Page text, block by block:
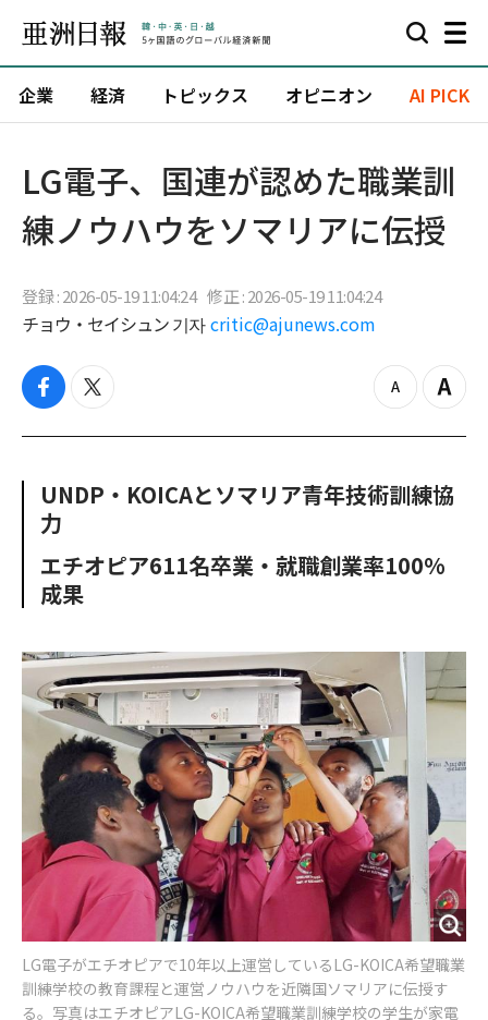
企業 経済 トピックス オピニオン AI PICK
LG電子、国連が認めた職業訓
練ノウハウをソマリアに伝授
登録 : 2026-05-19 11:04:24 修正 : 2026-05-19 11:04:24
チョウ・セイシュン 기자 critic@ajunews.com
f
c
o
o
k
t
i
e
z
o
u
Z
o
n
UNDP・KOICAとソマリア青年技術訓練協
力
エチオピア611名卒業・就職創業率100%
成果
LG電子がエチオピアで10年以上運営しているLG-KOICA希望職業
訓練学校の教育課程と運営ノウハウを近隣国ソマリアに伝授す
る。写真はエチオピアLG-KOICA希望職業訓練学校の学生が家電